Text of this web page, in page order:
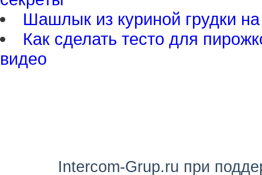
Шашлык из куриной грудки
Как сделать тесто для
видео
Intercom-Grup.ru при